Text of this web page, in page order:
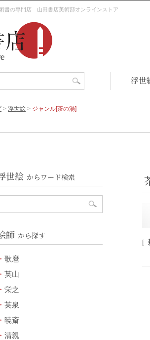
書の専門店 山田書店美術部オンラインストア
浮世
> 浮世絵 > ジャンル[茶の湯]
[
世絵 からワード検索
師 から探す
歌麿
英山
栄之
英泉
暁斎
清親